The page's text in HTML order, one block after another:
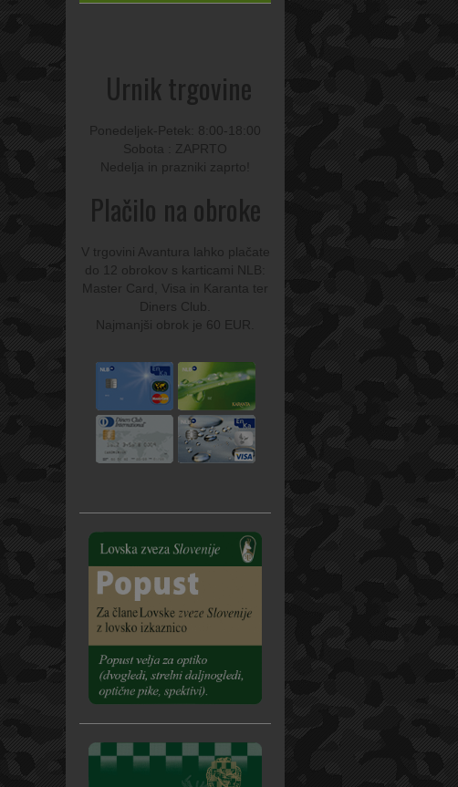
Urnik trgovine
Ponedeljek-Petek: 8:00-18:00
Sobota : ZAPRTO
Nedelja in prazniki zaprto!
Plačilo na obroke
V trgovini Avantura lahko plačate
do 12 obrokov s karticami NLB:
Master Card, Visa in Karanta ter
Diners Club.
Najmanjši obrok je 60 EUR.